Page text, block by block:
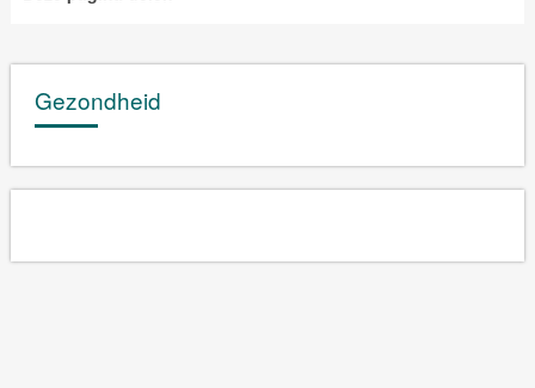
Gezondheid